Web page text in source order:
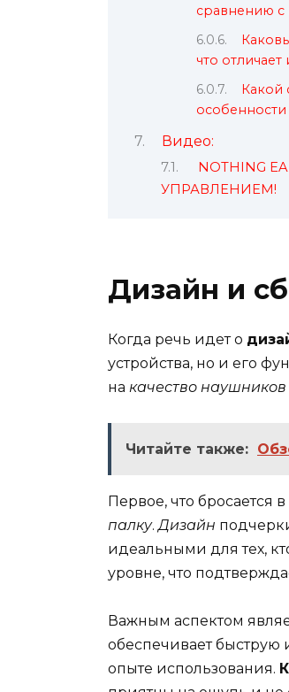
сравнению с
что
Какой
Видео:
NOTHING
УПРАВЛЕНИЕМ!
Дизайн и
Когда речь идет о
устройства, но и его
на качество наушников
Читайте также:
Первое, что бросается
палку.Дизайн
идеальными для тех,
уровне, что
Важным аспектом
обеспечивает быструю
опыте использования.